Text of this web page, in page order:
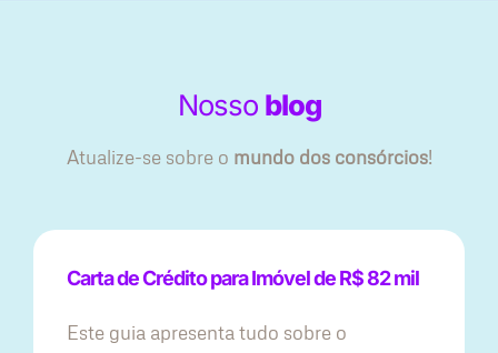
Nosso blog
Atualize-se sobre o mundo dos consórcios!
Carta de Crédito para Imóvel de R$ 82 mil
Este guia apresenta tudo sobre o